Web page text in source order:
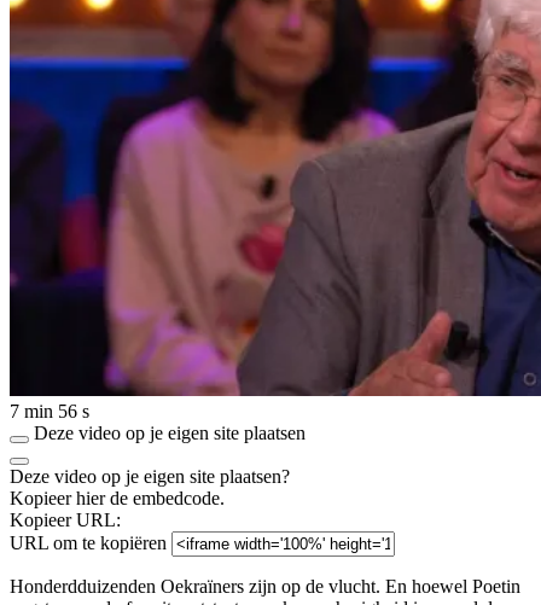
7 min 56 s
Deze video op je eigen site plaatsen
Deze video op je eigen site plaatsen?
Kopieer hier de embedcode.
Kopieer URL:
URL om te kopiëren
Honderdduizenden Oekraïners zijn op de vlucht. En hoewel Poetin